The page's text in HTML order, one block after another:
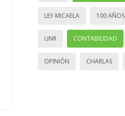
LEY MICAELA 100 AÑOS
UNR CONTABILIDAD
OPINIÓN CHARLAS